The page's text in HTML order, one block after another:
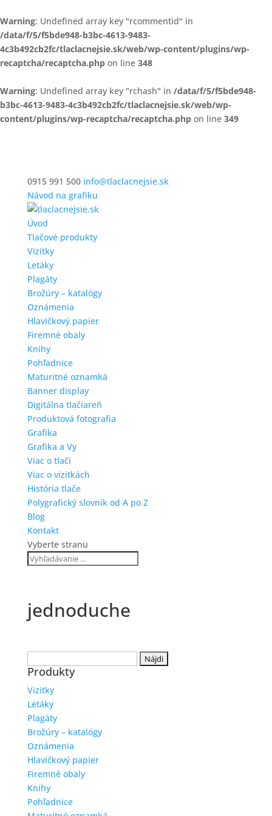
Warning: Undefined array key "rcommentid" in
/data/f/5/f5bde948-b3bc-4613-9483-
4c3b492cb2fc/tlaclacnejsie.sk/web/wp-content/plugins/wp-
recaptcha/recaptcha.php on line 348
Warning: Undefined array key "rchash" in /data/f/5/f5bde948-
b3bc-4613-9483-4c3b492cb2fc/tlaclacnejsie.sk/web/wp-
content/plugins/wp-recaptcha/recaptcha.php on line 349
0915 991 500 info@tlaclacnejsie.sk
Návod na grafiku
Úvod
Tlačové produkty
Vizitky
Letáky
Plagáty
Brožúry – katalógy
Oznámenia
Hlavičkový papier
Firemné obaly
Knihy
Pohľadnice
Maturitné oznamká
Banner display
Digitálna tlačiareň
Produktová fotografia
Grafika
Grafika a Vy
Viac o tlači
Viac o vizitkách
História tlače
Polygrafický slovník od A po Z
Blog
Kontakt
Vyberte stranu
jednoduche
Produkty
Vizitky
Letáky
Plagáty
Brožúry – katalógy
Oznámenia
Hlavičkový papier
Firemné obaly
Knihy
Pohľadnice